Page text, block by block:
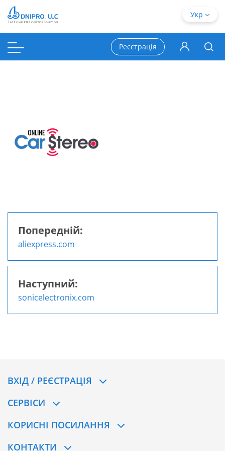
Навігація
записів
Попередній:
aliexpress.com
Наступний:
sonicelectronix.com
Укр
Реєстрація
ВХІД / РЕЄСТРАЦІЯ
CЕРВІСИ
КОРИСНІ ПОСИЛАННЯ
КОНТАКТИ